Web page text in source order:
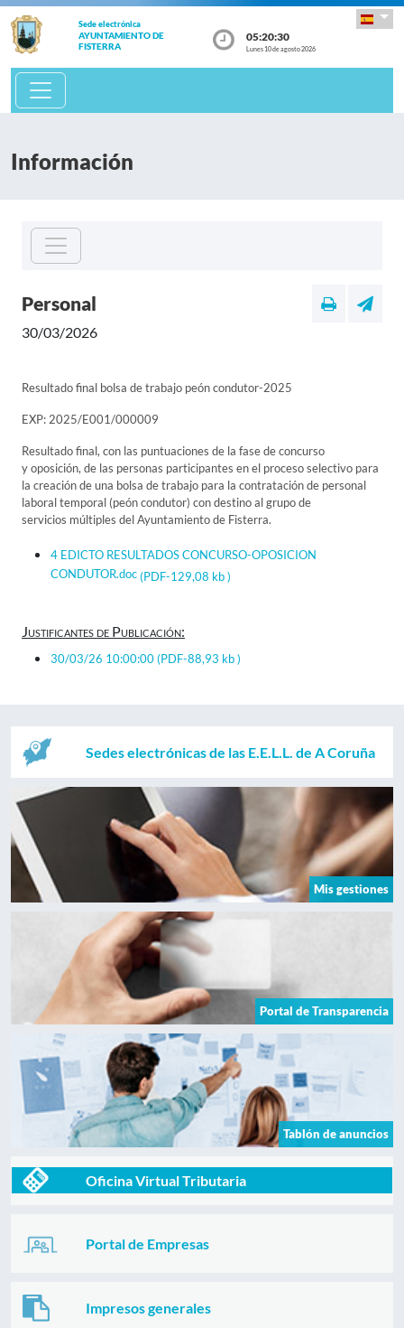
Sede electrónica
AYUNTAMIENTO DE
FISTERRA
05:20:30
Lunes 10 de agosto 2026
Información
Personal
30/03/2026
Resultado final bolsa de trabajo peón condutor-2025
EXP: 2025/E001/000009
Resultado final, con las puntuaciones de la fase de concurso
y oposición, de las personas participantes en el proceso selectivo para
la creación de una bolsa de trabajo para la contratación de personal
laboral temporal (peón condutor) con destino al grupo de
servicios múltiples del Ayuntamiento de Fisterra.
4 EDICTO RESULTADOS CONCURSO-OPOSICION
CONDUTOR.doc(PDF-129,08 kb )
Justificantes de Publicación:
30/03/26 10:00:00(PDF-88,93 kb )
Sedes electrónicas de las E.E.L.L. de A Coruña
Mis gestiones
Portal de Transparencia
Tablón de anuncios
Oficina Virtual Tributaria
Portal de Empresas
Impresos generales